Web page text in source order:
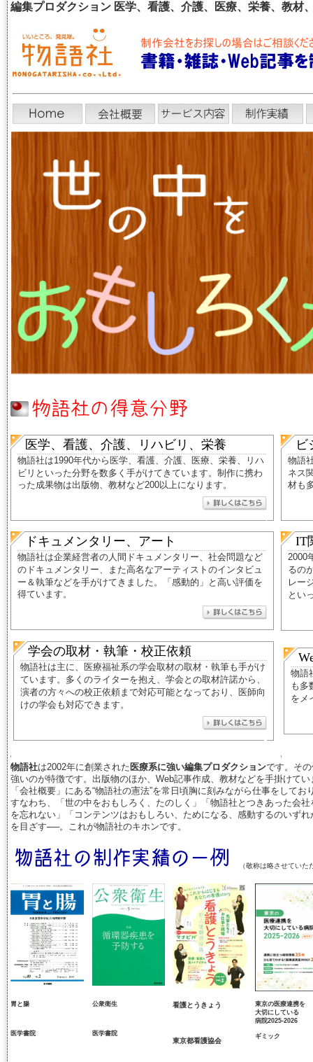
編集プロダクション 医学、看護、介護、医療、栄養、教
医学、看護、介護、リハビリ、栄養
物語社は1990年代から医学、看護、介護、医療、栄養、リハ
ビリといった分野を数多く手がけてきています。 制作に携わ
った成果物は出版物、教材など200以上になります。
ビ
物語
ネス
材も
ドキュメンタリー、アート
物語社は企業経営者の人間ドキュメンタリー、社会問題など
のドキュメンタリー、また高名なアーティストのインタビュ
ー＆執筆などを手がけてきました。
「感動的」と高い評価を
得ています。
IT
2000
るの
レー
とい
学会の取材・執筆・校正依頼
物語社は主に、医療福祉系の学会取材の取材・執筆も手がけ
ています。多くのライターを抱え、学会との取材許諾から、
演者の方々への校正依頼まで対応可能となっており、医師向
けの学会も対応できます。
物語
も多
をメ
物語社は2002年に創業された 医療系に強い編集プロダクションです。そ
強いのが特徴です。出版物のほか、Web記事作成、教材などを手掛けて
「会社概要」にある“物語社の憲法”を常日頃胸に刻みながら仕事をしてお
すなわち、「世の中をおもしろく、たのしく」「物語社とつきあった会
を忘れない」「コンテンツはおもしろい、ためになる、感動するのいず
を目ざす──。これが物語社のキホンです。
（敬称は略させていた
胃と腸
医学書院
公衆衛生
医学書院
看護とうきょう
東京都看護協会
東京の医療連携を
大切にしている
病院2025-2026
ギミック